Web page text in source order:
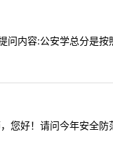
内容:公安学总分是按
好！请问今年安全